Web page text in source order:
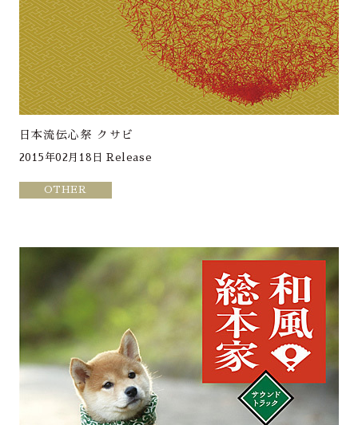
日本流伝心祭 クサビ
2015年02月18日 Release
OTHER